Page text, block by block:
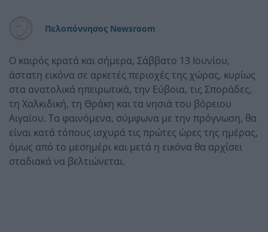
Πελοπόννησος Newsroom
Ο καιρός κρατά και σήμερα, Σάββατο 13 Ιουνίου,
άστατη εικόνα σε αρκετές περιοχές της χώρας, κυρίως
στα ανατολικά ηπειρωτικά, την Εύβοια, τις Σποράδες,
τη Χαλκιδική, τη Θράκη και τα νησιά του βόρειου
Αιγαίου. Τα φαινόμενα, σύμφωνα με την πρόγνωση, θα
είναι κατά τόπους ισχυρά τις πρώτες ώρες της ημέρας,
όμως από το μεσημέρι και μετά η εικόνα θα αρχίσει
σταδιακά να βελτιώνεται.